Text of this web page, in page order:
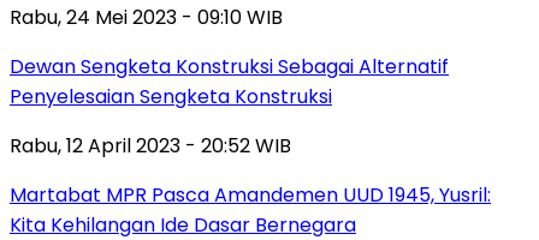
Rabu, 24 Mei 2023 - 09:10 WIB
Dewan Sengketa Konstruksi Sebagai Alternatif
Penyelesaian Sengketa Konstruksi
Rabu, 12 April 2023 - 20:52 WIB
Martabat MPR Pasca Amandemen UUD 1945, Yusril:
Kita Kehilangan Ide Dasar Bernegara